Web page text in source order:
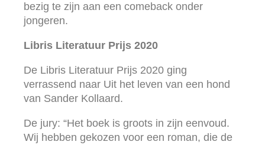
bezig te zijn aan een comeback onder
jongeren.
Libris Literatuur Prijs 2020
De Libris Literatuur Prijs 2020 ging
verrassend naar Uit het leven van een hond
van Sander Kollaard.
De jury: “Het boek is groots in zijn eenvoud.
Wij hebben gekozen voor een roman, die de